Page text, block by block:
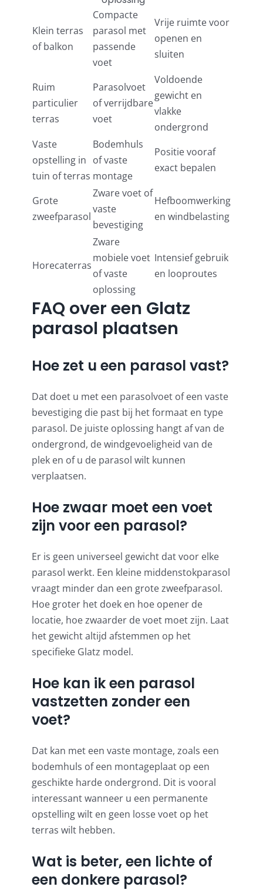
Klein terras
of balkon
Compacte
parasol met
passende
voet
Vrije ruimte voor
openen en
sluiten
Ruim
particulier
terras
Parasolvoet
of verrijdbare
voet
Voldoende
gewicht en
vlakke
ondergrond
Vaste
opstelling in
tuin of terras
Bodemhuls
of vaste
montage
Positie vooraf
exact bepalen
Grote
zweefparasol
Zware voet of
vaste
bevestiging
Hefboomwerking
en windbelasting
Horecaterras
Zware
mobiele voet
of vaste
oplossing
Intensief gebruik
en looproutes
FAQ over een Glatz
parasol plaatsen
Hoe zet u een parasol vast?
Dat doet u met een parasolvoet of een vaste
bevestiging die past bij het formaat en type
parasol. De juiste oplossing hangt af van de
ondergrond, de windgevoeligheid van de
plek en of u de parasol wilt kunnen
verplaatsen.
Hoe zwaar moet een voet
zijn voor een parasol?
Er is geen universeel gewicht dat voor elke
parasol werkt. Een kleine middenstokparasol
vraagt minder dan een grote zweefparasol.
Hoe groter het doek en hoe opener de
locatie, hoe zwaarder de voet moet zijn. Laat
het gewicht altijd afstemmen op het
specifieke Glatz model.
Hoe kan ik een parasol
vastzetten zonder een
voet?
Dat kan met een vaste montage, zoals een
bodemhuls of een montageplaat op een
geschikte harde ondergrond. Dit is vooral
interessant wanneer u een permanente
opstelling wilt en geen losse voet op het
terras wilt hebben.
Wat is beter, een lichte of
een donkere parasol?